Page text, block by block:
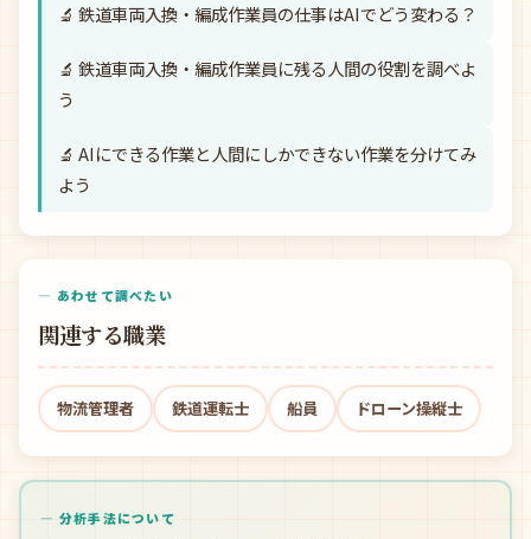
🔬 鉄道車両入換・編成作業員の仕事はAIでどう変わる？
🔬 鉄道車両入換・編成作業員に残る人間の役割を調べよ
う
🔬 AIにできる作業と人間にしかできない作業を分けてみ
よう
— あわせて調べたい
関連する職業
物流管理者 鉄道運転士 船員 ドローン操縦士
— 分析手法について